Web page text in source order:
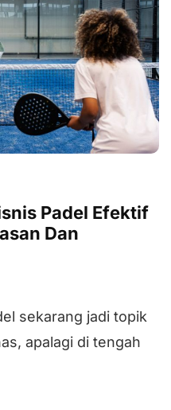
Padel Efektif
Dan
sekarang jadi topik
apalagi di tengah